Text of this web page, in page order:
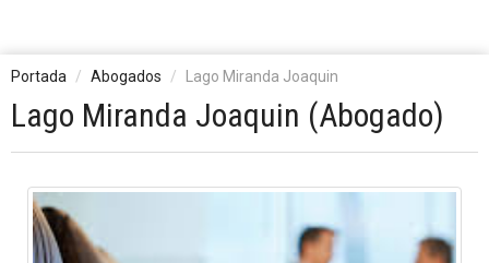
Portada Abogados Lago Miranda Joaquin
Lago Miranda Joaquin (Abogado)